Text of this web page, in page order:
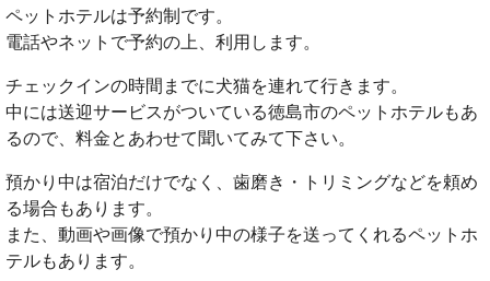
ペットホテルは予約制です。
電話やネットで予約の上、利用します。
チェックインの時間までに犬猫を連れて行きます。
中には送迎サービスがついている徳島市のペットホテルもあ
るので、料金とあわせて聞いてみて下さい。
預かり中は宿泊だけでなく、歯磨き・トリミングなどを頼め
る場合もあります。
また、動画や画像で預かり中の様子を送ってくれるペットホ
テルもあります。